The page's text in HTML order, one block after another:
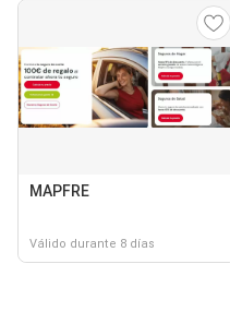
MAPFRE
Válido durante 8 días